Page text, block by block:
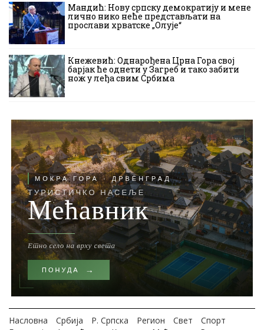
Мандић: Нову српску демократију и мене
лично нико неће представљати на
прослави хрватске „Олује“
Кнежевић: Однарођена Црна Гора свој
барјак ће однети у Загреб и тако забити
нож у леђа свим Србима
Насловна Србија Р. Српска Регион Свет
Спорт